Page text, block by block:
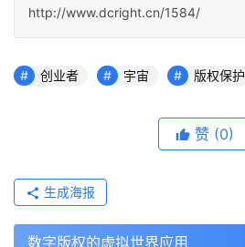
http://www.dcright.cn/1584/
创业者 宇宙 版权保护
赞 (0)
生成海报
数字版权的虚拟世界应用